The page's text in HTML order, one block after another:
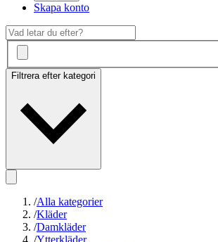
Skapa konto
Filtrera efter kategori
/Alla kategorier
/Kläder
/Damkläder